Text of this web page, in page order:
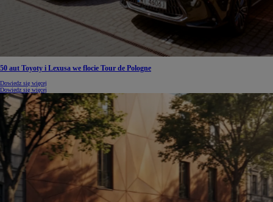
50 aut Toyoty i Lexusa we flocie Tour de Pologne
Dowiedz się więcej
Dowiedz się więcej